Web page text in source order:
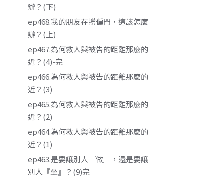
辦？(下)
ep468.我的朋友在撈偏門，這該怎麼
辦？(上)
ep467.為何救人與被告的距離那麼的
近？(4)-完
ep466.為何救人與被告的距離那麼的
近？(3)
ep465.為何救人與被告的距離那麼的
近？(2)
ep464.為何救人與被告的距離那麼的
近？(1)
ep463.是要讓別人『做』，還是要讓
別人『坐』？(9)完